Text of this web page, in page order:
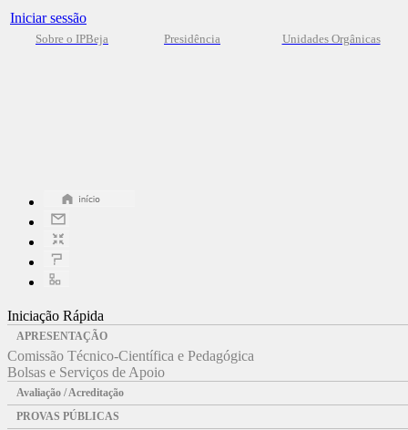
Iniciar sessão
Sobre o IPBeja Presidência Unidades Orgânicas
Iniciação Rápida
APRESENTAÇÃO
Comissão Técnico-Científica e Pedagógica
Bolsas e Serviços de Apoio
Avaliação / Acreditação
PROVAS PÚBLICAS